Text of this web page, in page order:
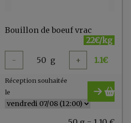
Bouillon de boeuf vrac
22€/kg
- 50 g + 1.1€
Réception souhaitée
le